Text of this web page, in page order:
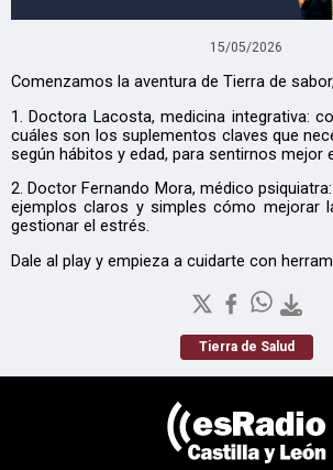
15/05/2026
Comenzamos la aventura de Tierra de
1. Doctora Lacosta, medicina integrativa:
cuáles son los suplementos claves que
según hábitos y edad, para sentirnos mejor
2. Doctor Fernando Mora, médico
ejemplos claros y simples cómo mejorar
gestionar el estrés.
Dale al play y empieza a cuidarte con
Tierra de Salud